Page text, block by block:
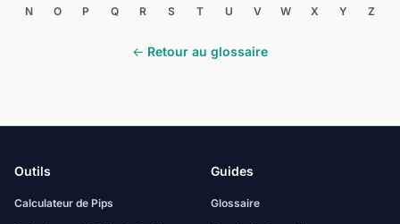
N O P Q R S T U V W X Y Z
← Retour au glossaire
Outils
Calculateur de Pips
Guides
Glossaire